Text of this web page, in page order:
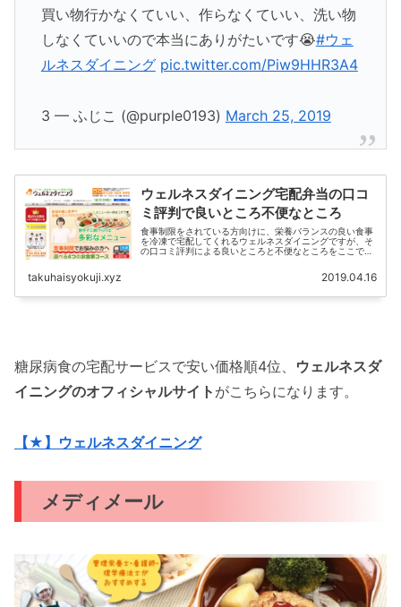
買い物行かなくていい、作らなくていい、洗い物
しなくていいので本当にありがたいです😭#ウェ
ルネスダイニング pic.twitter.com/Piw9HHR3A4
3 — ふじこ (@purple0193) March 25, 2019
ウェルネスダイニング宅配弁当の口コ
ミ評判で良いところ不便なところ
食事制限をされている方向けに、栄養バランスの良い食事
を冷凍で宅配してくれるウェルネスダイニングですが、そ
の口コミ評判による良いところと不便なところをここでは
takuhaisyokuji.xyz 2019.04.16
糖尿病食の宅配サービスで安い価格順4位、 ウェルネスダ
イニングのオフィシャルサイト がこちらになります。
【★】ウェルネスダイニング
メディメール